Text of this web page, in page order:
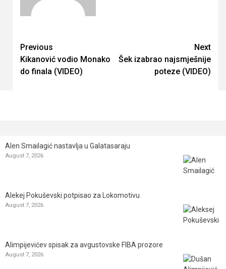
Continue
Reading
Previous
Kikanović vodio Monako
do finala (VIDEO)
Next
Šek izabrao najsmješnije
poteze (VIDEO)
Alen Smailagić nastavlja u Galatasaraju
August 7, 2026
Alekej Pokuševski potpisao za Lokomotivu
August 7, 2026
Alimpijevićev spisak za avgustovske FIBA prozore
August 7, 2026